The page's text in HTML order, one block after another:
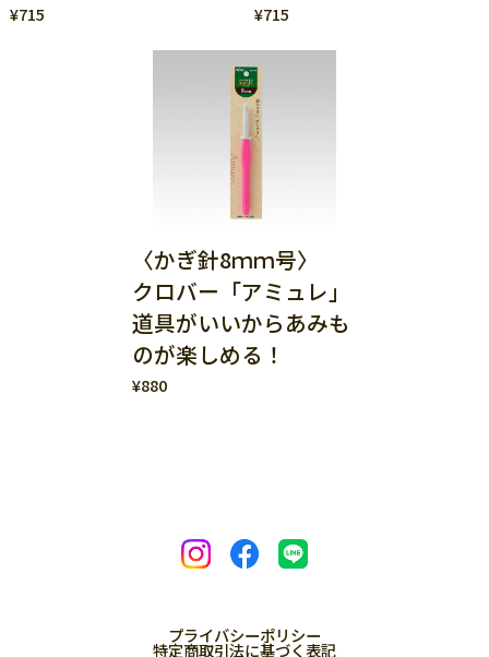
¥715 ¥715
〈かぎ針8ｍｍ号〉
クロバー「アミュレ」
道具がいいからあみも
のが楽しめる！
¥880
プライバシーポリシー
特定商取引法に基づく表記